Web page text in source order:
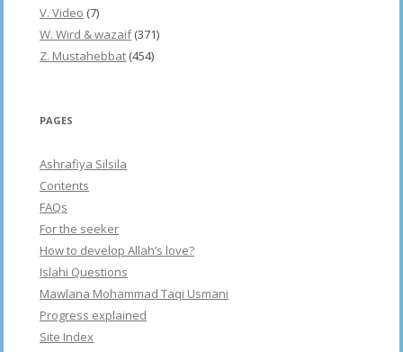
V. Video (7)
W. Wird & wazaif(371)
Z. Mustahebbat (454)
PAGES
Ashrafiya Silsila
Contents
FAQs
For the seeker
How to develop Allah’s love?
Islahi Questions
Mawlana Mohammad Taqi Usmani
Progress explained
Site Index